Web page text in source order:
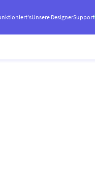
Unsere DesignerSupport